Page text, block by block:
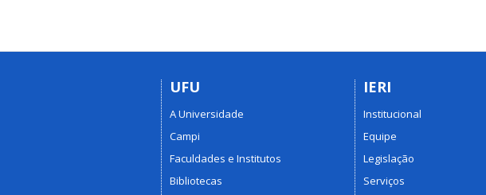
UFU
A Universidade
Campi
Faculdades e Institutos
Bibliotecas
IERI
Institucional
Equipe
Legislação
Serviços